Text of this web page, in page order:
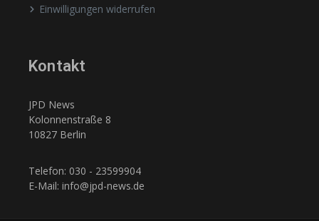
Einwilligungen widerrufen
Kontakt
JPD News
Kolonnenstraße 8
10827 Berlin
Telefon: 030 - 23599904
E-Mail: info@jpd-news.de